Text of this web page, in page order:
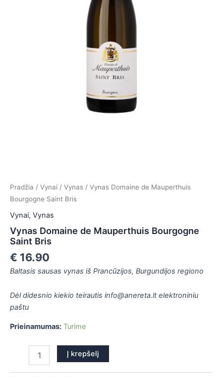
Pradžia / Vynai / Vynas / Vynas Domaine de Mauperthuis
Bourgogne Saint Bris
Vynai, Vynas
Vynas Domaine de Mauperthuis Bourgogne
Saint Bris
€ 16.90
Baltasis sausas vynas iš Prancūzijos, Burgundijos regiono
Dėl didesnio kiekio teirautis info@anereta.lt elektroniniu
paštu
Prieinamumas: Turime
Į krepšelį